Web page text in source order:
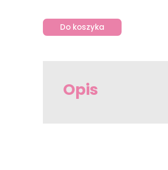
Do koszyka
Opis